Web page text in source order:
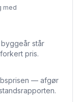
med
står
pris.
— afgør